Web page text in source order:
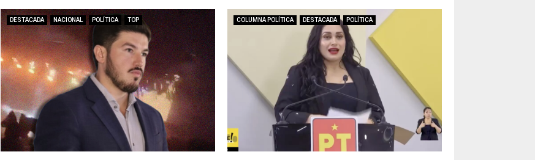
DESTACADA NACIONAL POLÍTICA TOP COLUMNA POLÍTICA DESTACADA POLÍTICA